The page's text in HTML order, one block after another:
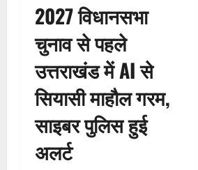
2027 विधानसभा
चुनाव से पहले
उत्तराखंड में AI से
सियासी माहौल गरम,
साइबर पुलिस हुई
अलर्ट